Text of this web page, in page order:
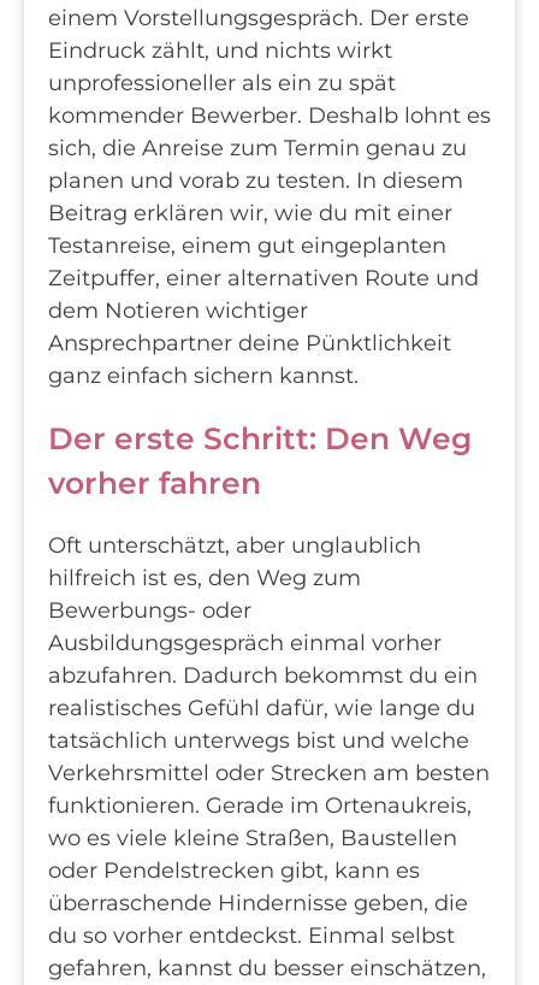
einem Vorstellungsgespräch. Der erste
Eindruck zählt, und nichts wirkt
unprofessioneller als ein zu spät
kommender Bewerber. Deshalb lohnt es
sich, die Anreise zum Termin genau zu
planen und vorab zu testen. In diesem
Beitrag erklären wir, wie du mit einer
Testanreise, einem gut eingeplanten
Zeitpuffer, einer alternativen Route und
dem Notieren wichtiger
Ansprechpartner deine Pünktlichkeit
ganz einfach sichern kannst.
Der erste Schritt: Den Weg
vorher fahren
Oft unterschätzt, aber unglaublich
hilfreich ist es, den Weg zum
Bewerbungs- oder
Ausbildungsgespräch einmal vorher
abzufahren. Dadurch bekommst du ein
realistisches Gefühl dafür, wie lange du
tatsächlich unterwegs bist und welche
Verkehrsmittel oder Strecken am besten
funktionieren. Gerade im Ortenaukreis,
wo es viele kleine Straßen, Baustellen
oder Pendelstrecken gibt, kann es
überraschende Hindernisse geben, die
du so vorher entdeckst. Einmal selbst
gefahren, kannst du besser einschätzen,